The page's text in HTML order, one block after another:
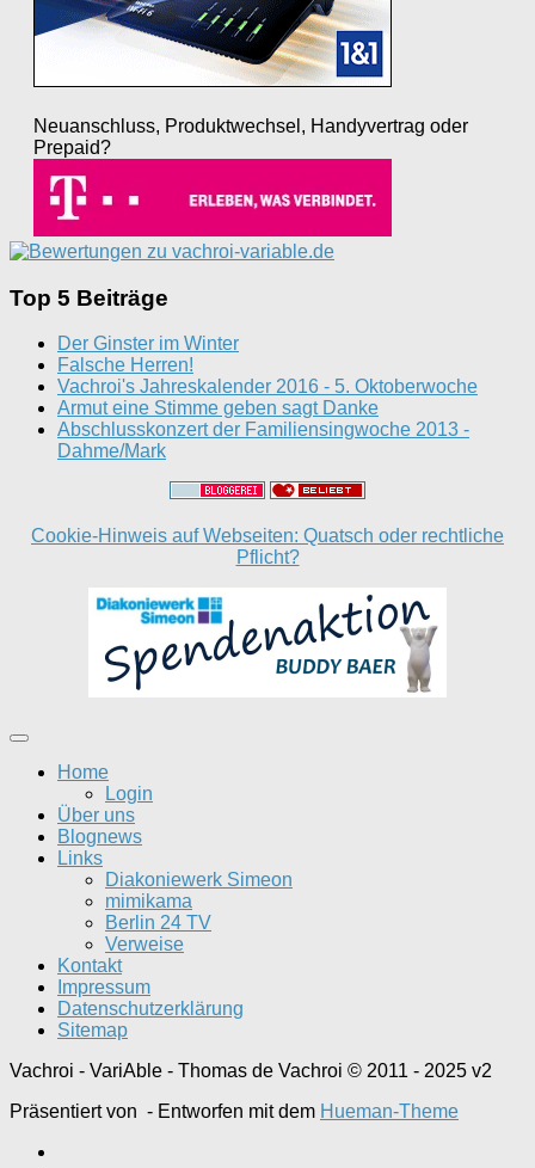
Neuanschluss, Produktwechsel, Handyvertrag oder
Prepaid?
Top 5 Beiträge
Der Ginster im Winter
Falsche Herren!
Vachroi's Jahreskalender 2016 - 5. Oktoberwoche
Armut eine Stimme geben sagt Danke
Abschlusskonzert der Familiensingwoche 2013 -
Dahme/Mark
Cookie-Hinweis auf Webseiten: Quatsch oder rechtliche
Pflicht?
Home
Login
Über uns
Blognews
Links
Diakoniewerk Simeon
mimikama
Berlin 24 TV
Verweise
Kontakt
Impressum
Datenschutzerklärung
Sitemap
Vachroi - VariAble - Thomas de Vachroi © 2011 - 2025 v2
Präsentiert von - Entworfen mit dem Hueman-Theme